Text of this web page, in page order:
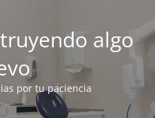
algo
por tu paciencia